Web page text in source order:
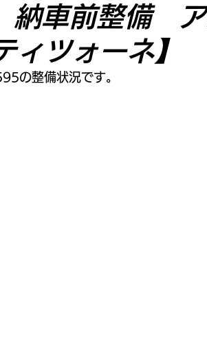
納車前整備
ツォーネ】
の整備状況です。